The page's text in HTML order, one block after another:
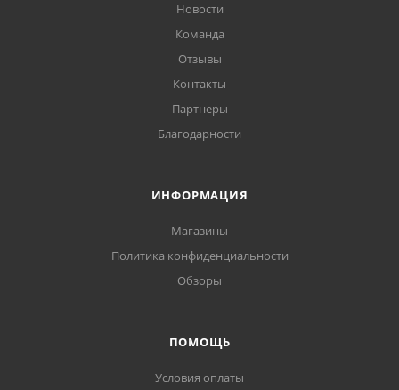
Новости
Команда
Отзывы
Контакты
Партнеры
Благодарности
ИНФОРМАЦИЯ
Магазины
Политика конфиденциальности
Обзоры
ПОМОЩЬ
Условия оплаты